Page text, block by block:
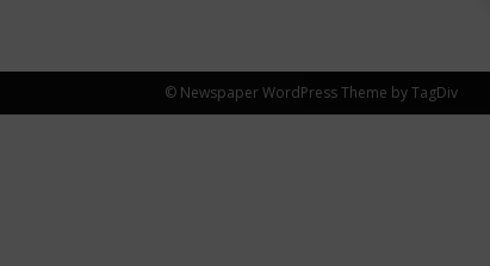
© Newspaper WordPress Theme by TagDiv